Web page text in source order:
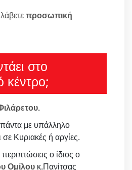
προσωπική
στο
κέντρο;
.
με υπάλληλο
σε Κυριακές ή αργίες.
περιπτώσεις ο ίδιος ο
Ομίλου κ.Πανίτσας